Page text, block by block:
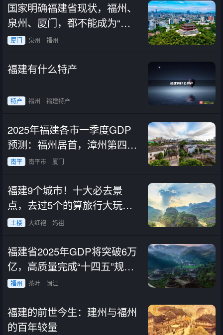
国家明确福建省现状，福州、
泉州、厦门，都不能成为“超
大城市”
厦门 泉州 福州
福建有什么特产
特产 福州 福建特产
2025年福建各市一季度GDP
预测：福州居首，漳州第四，
南平垫底
南平 南平市 厦门
福建9个城市！十大必去景
点，去过5个的算旅行大玩
家！
土楼 大红袍 妈祖
福建省2025年GDP将突破6万
亿，高质量完成“十四五”规划
目标任务
福州 茶叶 闽江
福建的前世今生：建州与福州
的百年较量